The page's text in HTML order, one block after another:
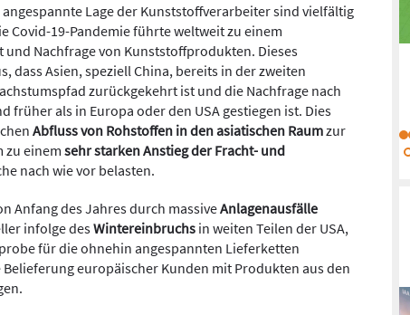
Lage der Kunststoffverarbeiter sind vielfältig
Covid-19-Pandemie führte weltweit zu einem
und Nachfrage von Kunststoffprodukten. Dieses
dass Asien, speziell China, bereits in der zweiten
zurückgekehrt ist und die Nachfrage nach
früher als in Europa oder den USA gestiegen ist. Dies
Abfluss von Rohstoffen in den asiatischen Raumzur
zu einem sehr starken Anstieg der Fracht- und
nach wie vor belasten.
Anfang des Jahres durch massiveAnlagenausfälle
infolge desWintereinbruchs in weiten Teilen der USA,
für die ohnehin angespannten Lieferketten
europäischer Kunden mit Produkten aus den